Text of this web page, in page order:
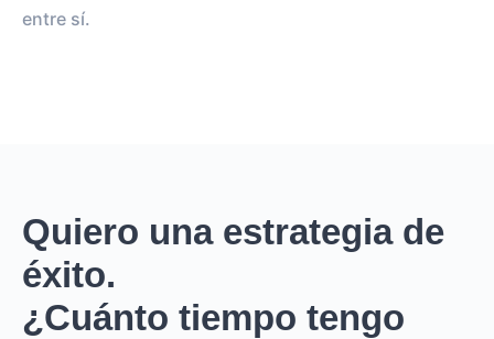
entre sí.
Quiero una estrategia de
éxito.
¿Cuánto tiempo tengo